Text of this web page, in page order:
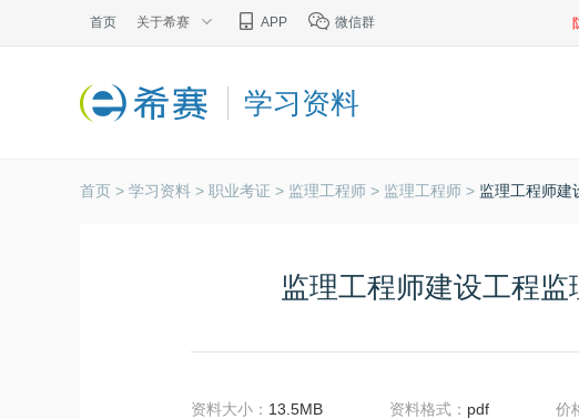
首页 关于希赛 APP 微信群
学习资料
首页 > 学习资料 > 职业考证 > 监理工程师 > 监理工程师 > 监理工程师建
监理工程师建设工程
资料大小： 13.5MB 资料格式： pdf 价